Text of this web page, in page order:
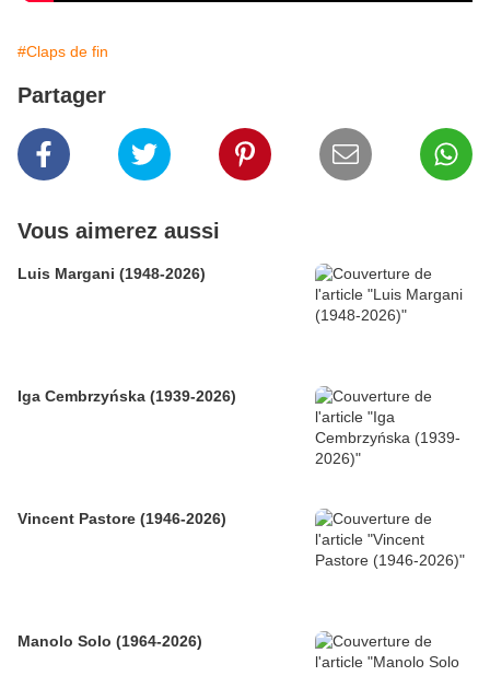
#Claps de fin
Partager
Vous aimerez aussi
Luis Margani (1948-2026)
Iga Cembrzyńska (1939-2026)
Vincent Pastore (1946-2026)
Manolo Solo (1964-2026)